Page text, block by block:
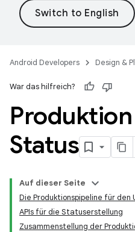
Android Developers Design &
War das hilfreich?
Status
Auf dieser Seite
Die Produktionspipeline für den
APIs für die Statuserstellung
Zusammenstellung der